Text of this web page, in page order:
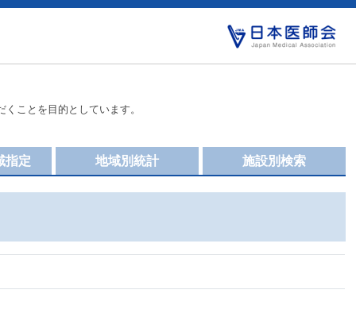
ことを目的としています。
施設別検索
地域別統計
指定